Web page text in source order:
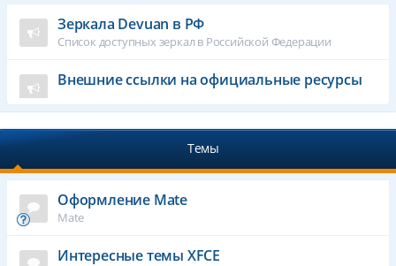
Зеркала Devuan в РФ
Список доступных зеркал в Российской Федерации
Внешние ссылки на официальные ресурсы
Темы
Оформление Mate
Mate
Интересные темы XFCE